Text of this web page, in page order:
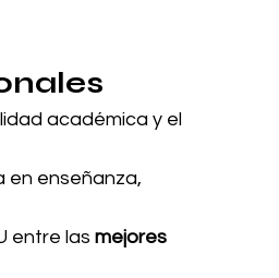
académica y el
en enseñanza,
entre las mejores